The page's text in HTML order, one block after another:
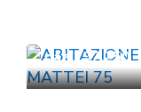
da€197.250